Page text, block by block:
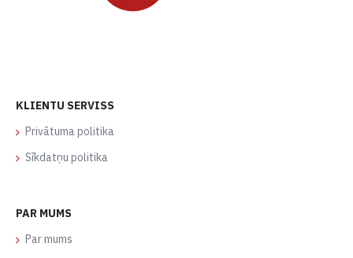
KLIENTU SERVISS
Privātuma politika
Sīkdatņu politika
PAR MUMS
Par mums